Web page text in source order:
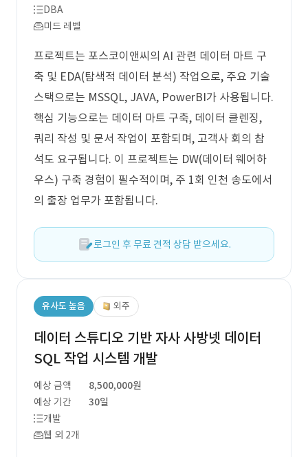
DBA
미드 레벨
프로젝트는 포스코이앤씨의 AI 관련 데이터 마트 구
축 및 EDA(탐색적 데이터 분석) 작업으로, 주요 기술
스택으로는 MSSQL, JAVA, PowerBI가 사용됩니다.
핵심 기능으로는 데이터 마트 구축, 데이터 클렌징,
쿼리 작성 및 문서 작업이 포함되며, 고객사 회의 참
석도 요구됩니다. 이 프로젝트는 DW(데이터 웨어하
우스) 구축 경험이 필수적이며, 주 1회 인천 송도에서
의 출장 업무가 포함됩니다.
로그인 후 무료 견적 상담 받으세요.
유사도 높음 외주
데이터 스튜디오 기반 자사 사방넷 데이터
SQL 작업 시스템 개발
예상 금액
8,500,000원
예상 기간
30일
개발
웹 외 2개